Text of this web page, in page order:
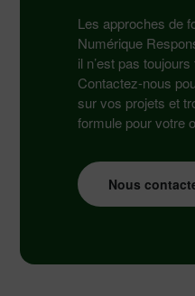
Les approches de
Numérique
il n’est pas
Contactez-nous
sur vos projets et
formule pour votre
Nous